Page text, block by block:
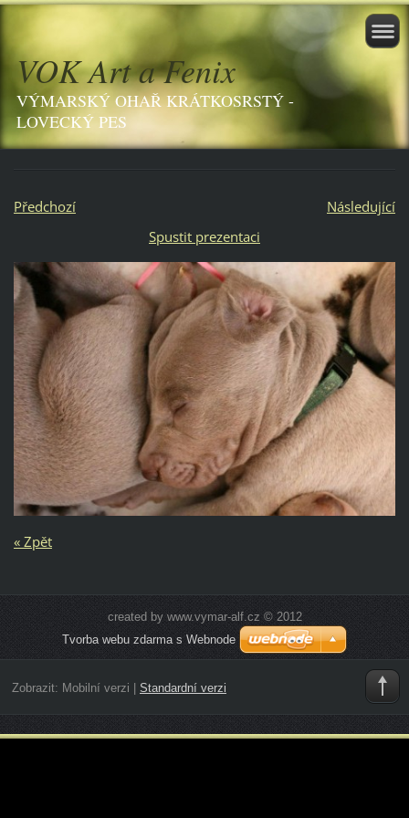
VOK Art a Fenix
VÝMARSKÝ OHAŘ KRÁTKOSRSTÝ -
LOVECKÝ PES
Předchozí
Následující
Spustit prezentaci
« Zpět
created by www.vymar-alf.cz © 2012
Tvorba webu zdarma s Webnode
Zobrazit: Mobilní verzi Standardní verzi